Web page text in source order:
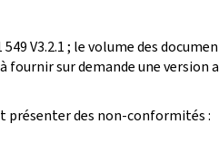
V3.2.1 ; le volume des
sur demande une version
présenter des non-conformités :